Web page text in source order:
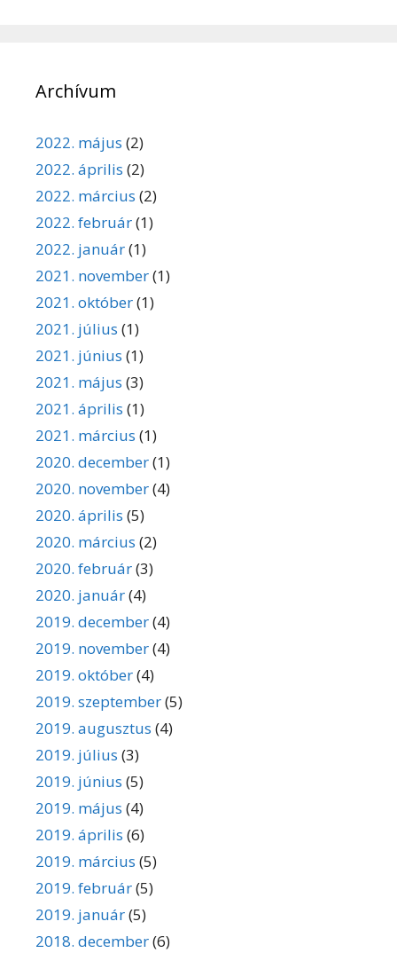
Archívum
2022. május (2)
2022. április (2)
2022. március (2)
2022. február(1)
2022. január(1)
2021. november(1)
2021. október(1)
2021. július (1)
2021. június (1)
2021. május (3)
2021. április (1)
2021. március (1)
2020. december(1)
2020. november(4)
2020. április (5)
2020. március (2)
2020. február(3)
2020. január(4)
2019. december(4)
2019. november(4)
2019. október(4)
2019. szeptember(5)
2019. augusztus (4)
2019. július (3)
2019. június (5)
2019. május (4)
2019. április (6)
2019. március (5)
2019. február(5)
2019. január(5)
2018. december(6)